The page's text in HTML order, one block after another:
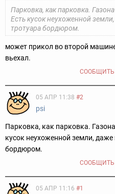
Парковка, как парковка.
Есть кусок неухоженной
тротуара бордюром.
может прикол во второй
вьехал.
СООБЩИТЬ
05 АПР 11:38 #2
psi
Парковка, как парковка.
кусок неухоженной земли, даже
бордюром.
СООБЩИТЬ
05 АПР 11:16 #1